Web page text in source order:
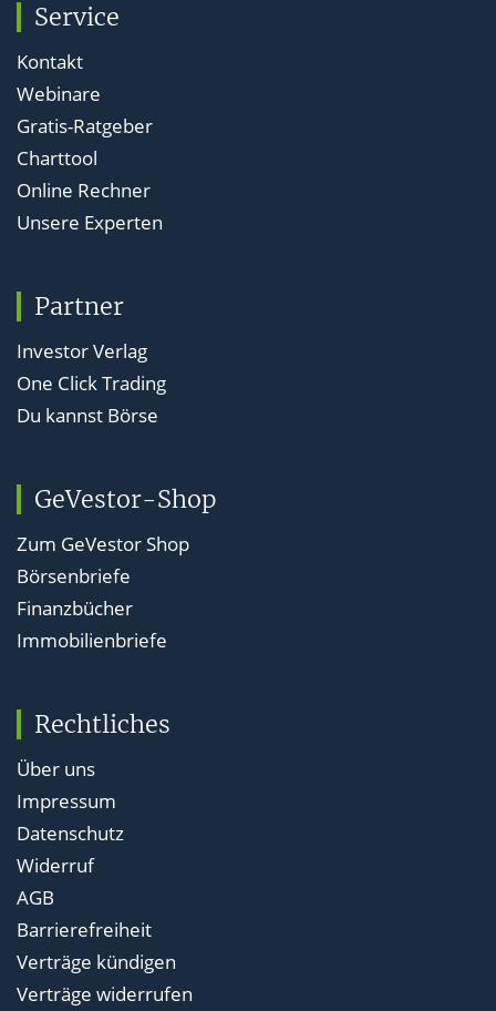
Service
Kontakt
Webinare
Gratis-Ratgeber
Charttool
Online Rechner
Unsere Experten
Partner
Investor Verlag
One Click Trading
Du kannst Börse
GeVestor-Shop
Zum GeVestor Shop
Börsenbriefe
Finanzbücher
Immobilienbriefe
Rechtliches
Über uns
Impressum
Datenschutz
Widerruf
AGB
Barrierefreiheit
Verträge kündigen
Verträge widerrufen